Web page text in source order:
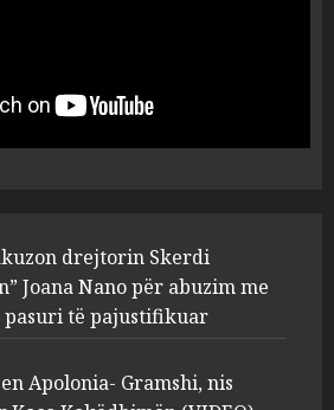
“bosen” Joana Nano për
abuzim me fondet publike dhe
pasuri të pajustifikuar
Apolonia- Gramshi, nis
procedim penal për Koço
Kokëdhimën (VIDEO)
MARCH 27, 2025
drejtorin Skerdi
Joana Nano për abuzim me
të pajustifikuar
Apolonia- Gramshi, nis